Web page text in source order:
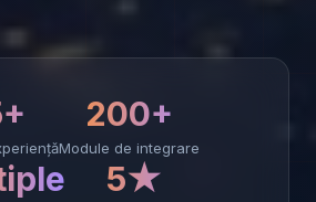
200+
Module de integrare
5★